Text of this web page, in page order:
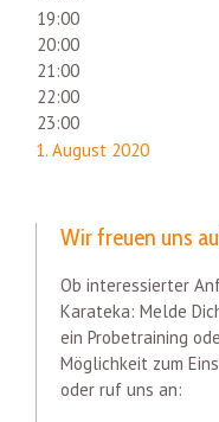
19:00
20:00
21:00
22:00
23:00
1. August 2020
Wir freuen uns
Ob interessierter
Karateka: Melde
ein Probetraining
Möglichkeit zum
oder ruf uns an: